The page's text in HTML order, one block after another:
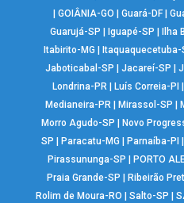
GOIÂNIA-GO Guará-DF|
Guarujá-SP
Iguapé-SP Ilha
Itabirito-MG
Itaquaquecetuba-
Jaboticabal-SP
Jacareí-SP
Londrina-PR| Luís Correia-PI
Medianeira-PR
Mirassol-SP
Morro Agudo-SP
Novo
SP
Paracatu-MG Parnaíba-PI
Pirassununga-SP
PORTO
Praia Grande-SP
Ribeirão
Rolim de Moura-RO
Salto-SP